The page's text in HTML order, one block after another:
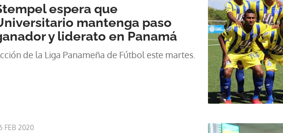
espera que
mantenga paso
y liderato en Panamá
de la Liga Panameña de Fútbol este martes.
FEB 2020